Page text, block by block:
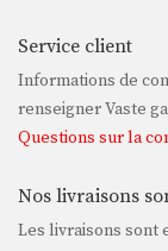
Service client
Informations de
renseigner Vaste
Questions sur la
Nos livraisons
Les livraisons sont